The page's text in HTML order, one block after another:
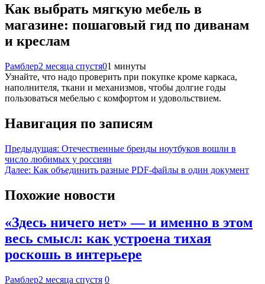
Как выбрать мягкую мебель в
магазине: пошаговый гид по диванам
и креслам
Рамблер2 месяца спустя01 минуты
Узнайте, что надо проверить при покупке кроме каркаса,
наполнителя, ткани и механизмов, чтобы долгие годы
пользоваться мебелью с комфортом и удовольствием.
Навигация по записям
Предыдущая: Отечественные бренды ноутбуков вошли в
число любимых у россиян
Далее: Как объединить разные PDF-файлы в один документ
Похожие новости
«Здесь ничего нет» — и именно в этом
весь смысл: как устроена тихая
роскошь в интерьере
Рамблер2 месяца спустя 0